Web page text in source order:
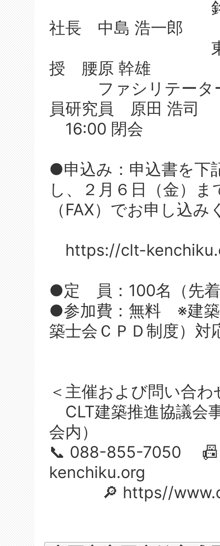
銘建工業株
社長 中島 浩一郎
東京大学生
授 腰原 幹雄
ファシリテータ
員研究員 原田 浩司
16:00 閉会
●申込み：申込書を下
し、２月６日（金）
（FAX）でお申し込み
https://clt-
●定 員：100名（先
●参加費：無料 ※建築
築士会ＣＰＤ制度）対
＜主催および問い合わ
CLT建築推進協議会
会内）
📞 088-855-7050 📠
kenchiku.org
🔎 https//